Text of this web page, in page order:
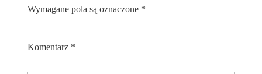
Wymagane pola są oznaczone *
Komentarz *